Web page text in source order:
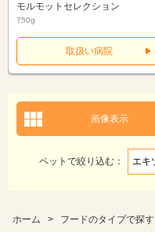
モルモットセレクション
750g
取扱い病院
画像表示
ペットで絞り込む：
ホーム > フードのタイプで探す